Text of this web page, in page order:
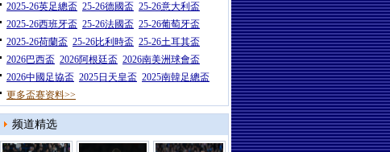
2025-26英足總盃 25-26德國盃 25-26意大利盃
2025-26西班牙盃 25-26法國盃 25-26葡萄牙盃
2025-26荷蘭盃 25-26比利時盃 25-26土耳其盃
2026巴西盃 2026阿根廷盃 2026南美洲球會盃
2026中國足協盃 2025日天皇盃 2025南韓足總盃
更多盃赛资料>>
频道精选